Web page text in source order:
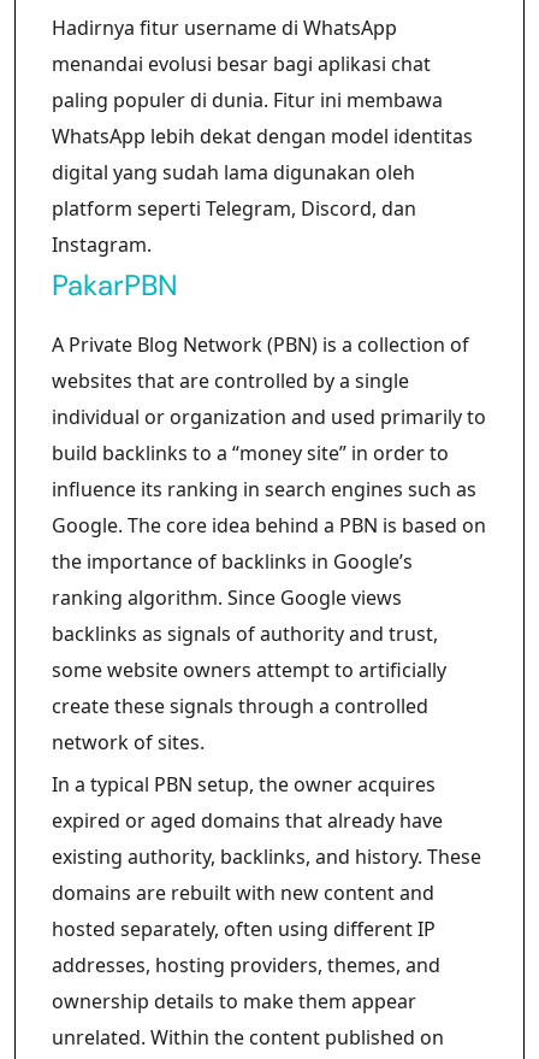
Hadirnya fitur username di WhatsApp
menandai evolusi besar bagi aplikasi chat
paling populer di dunia. Fitur ini membawa
WhatsApp lebih dekat dengan model identitas
digital yang sudah lama digunakan oleh
platform seperti Telegram, Discord, dan
Instagram.
PakarPBN
A Private Blog Network (PBN) is a collection of
websites that are controlled by a single
individual or organization and used primarily to
build backlinks to a “money site” in order to
influence its ranking in search engines such as
Google. The core idea behind a PBN is based on
the importance of backlinks in Google’s
ranking algorithm. Since Google views
backlinks as signals of authority and trust,
some website owners attempt to artificially
create these signals through a controlled
network of sites.
In a typical PBN setup, the owner acquires
expired or aged domains that already have
existing authority, backlinks, and history. These
domains are rebuilt with new content and
hosted separately, often using different IP
addresses, hosting providers, themes, and
ownership details to make them appear
unrelated. Within the content published on